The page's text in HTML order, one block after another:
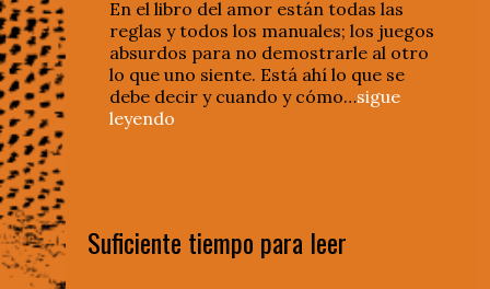
En el libro del amor están todas las
reglas y todos los manuales; los juegos
absurdos para no demostrarle al otro
lo que uno siente. Está ahí lo que se
debe decir y cuando y cómo…sigue
leyendo
Suficiente tiempo para leer